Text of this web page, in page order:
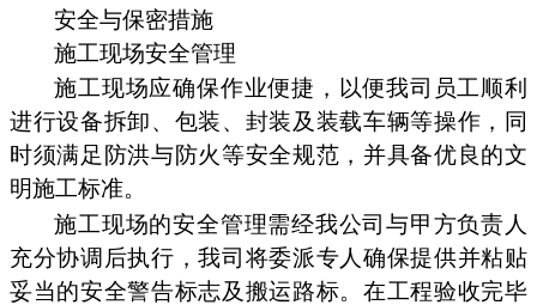
安全与保密措施
施工现场安全管理
施工现场应确保作业便捷，以便我司员工顺利
进行设备拆卸、包装、封装及装载车辆等操作，同
时须满足防洪与防火等安全规范，并具备优良的文
明施工标准。
施工现场的安全管理需经我公司与甲方负责人
充分协调后执行，我司将委派专人确保提供并粘贴
妥当的安全警告标志及搬运路标。在工程验收完毕